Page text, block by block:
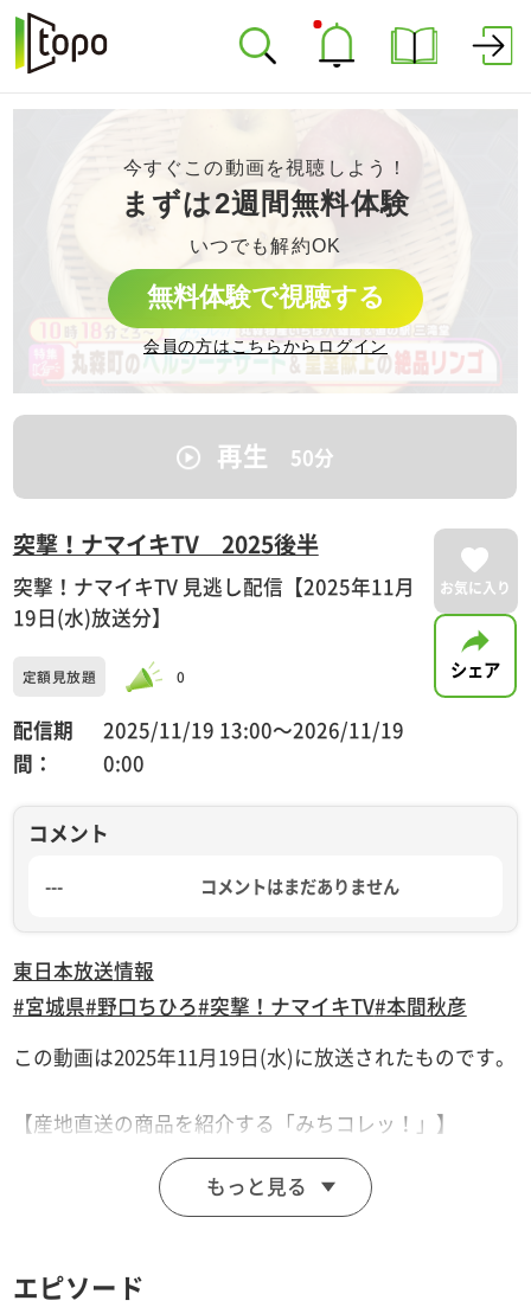
今すぐこの動画を視聴しよう！
まずは2週間無料体験
いつでも解約OK
無料体験で視聴する
会員の方はこちらからログイン
再生 50分
突撃！ナマイキTV 2025後半
突撃！ナマイキTV 見逃し配信【2025年11月
19日(水)放送分】
定額見放題 0
配信期
間：
2025/11/19 13:00〜2026/11/19
0:00
お気に入り
シェア
コメント
--- コメントはまだありません
東日本放送情報
#宮城県#野口ちひろ#突撃！ナマイキTV#本間秋彦
この動画は2025年11月19日(水)に放送されたものです。
【産地直送の商品を紹介する「みちコレッ！」】
丸森町の大豆の甘みを感じるデザートと登米市の皇室献
上の絶品リンゴを紹介します。
仙台パルコから生中継
もっと見る
エピソード